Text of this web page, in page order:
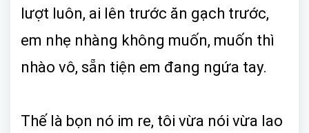
lượt luôn, ai lên trước ăn gạch trước,
em nhẹ nhàng không muốn, muốn thì
nhào vô, sẵn tiện em đang ngứa tay.
Thế là bọn nó im re, tôi vừa nói vừa lao